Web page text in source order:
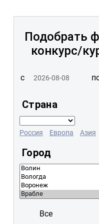
Подобрать
конкурс/
с
Страна
Россия Европа Азия
Город
Все